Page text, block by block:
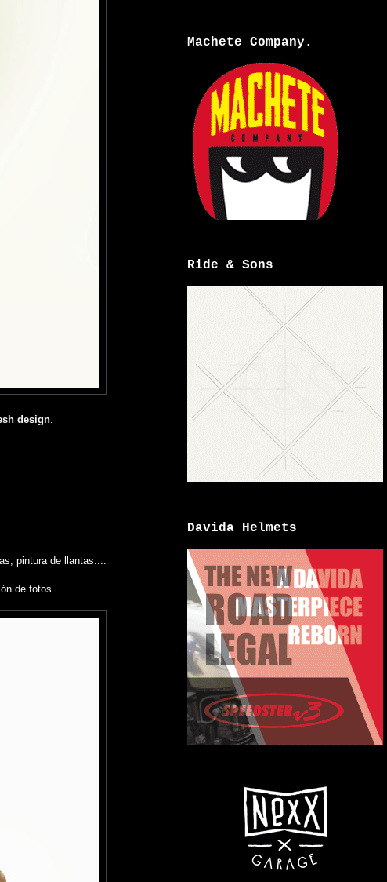
design.
pintura de llantas....
de fotos.
Machete Company.
Ride & Sons
Davida Helmets